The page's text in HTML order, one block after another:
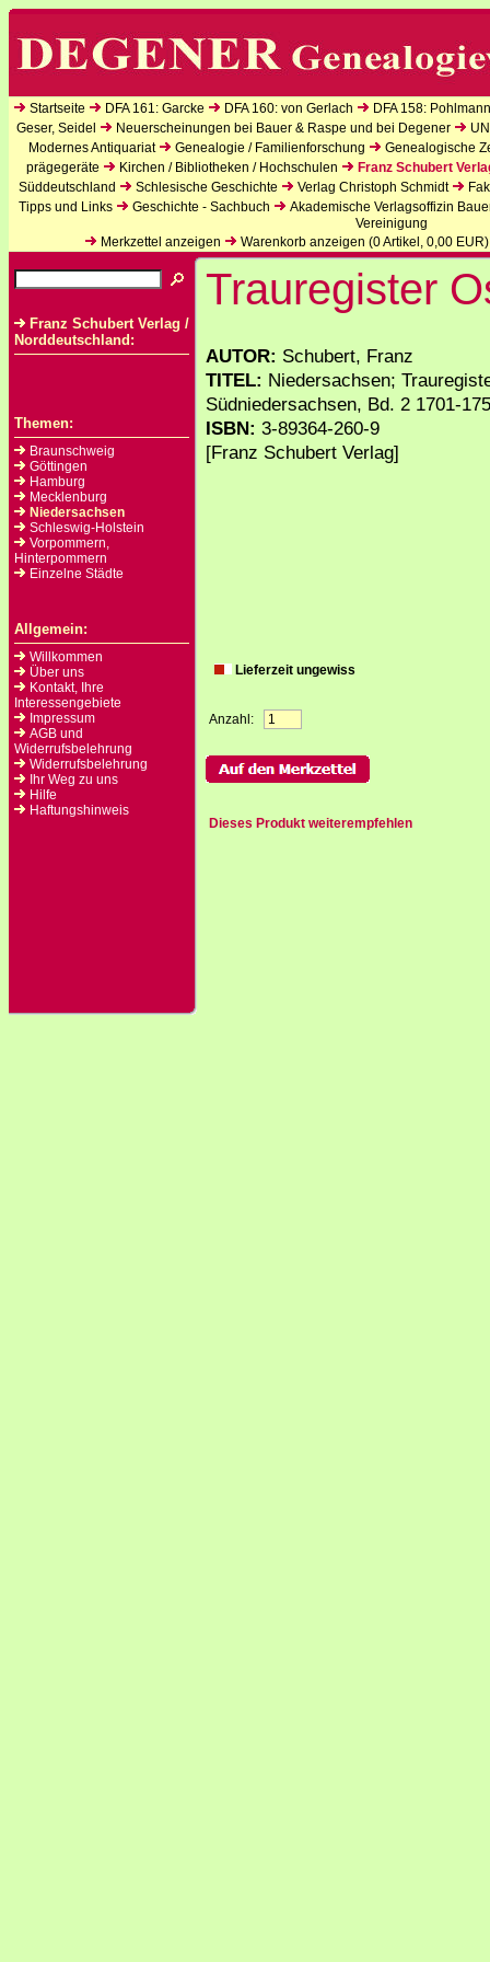
Startseite DFA 161: Garcke DFA 160: von Gerlach
DFA 158:
Geser, Seidel
Neuerscheinungen bei Bauer & Raspe und bei Degener
Modernes Antiquariat
Genealogie / Familienforschung
Genealogische
prägegeräte
Kirchen / Bibliotheken / Hochschulen
Franz Schubert
Süddeutschland
Schlesische Geschichte Verlag Christoph Schmidt
Tipps und Links
Geschichte - Sachbuch
Akademische Verlagsoffizin
Vereinigung
Merkzettel anzeigen
Warenkorb anzeigen (0Artikel, 0,00 EUR)
Franz Schubert Verlag /
Norddeutschland:
Themen:
Braunschweig
Göttingen
Hamburg
Mecklenburg
Niedersachsen
Schleswig-Holstein
Vorpommern,
Hinterpommern
Einzelne Städte
Allgemein:
Willkommen
Über uns
Kontakt, Ihre
Interessengebiete
Impressum
AGB und
Widerrufsbelehrung
Widerrufsbelehrung
Ihr Weg zu uns
Hilfe
Haftungshinweis
Trauregister
AUTOR: Schubert, Franz
TITEL: Niedersachsen;
Südniedersachsen, Bd. 2 1701-
ISBN: 3-89364-260-9
[Franz Schubert Verlag]
Lieferzeit ungewiss
Anzahl:
Dieses Produkt weiterempfehlen